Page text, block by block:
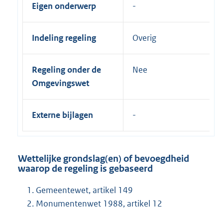
Eigen onderwerp
Indeling regeling Overig
Regeling onder de
Omgevingswet
Nee
Externe bijlagen
Wettelijke grondslag(en) of bevoegdheid
waarop de regeling is gebaseerd
Gemeentewet, artikel 149
Monumentenwet 1988, artikel 12